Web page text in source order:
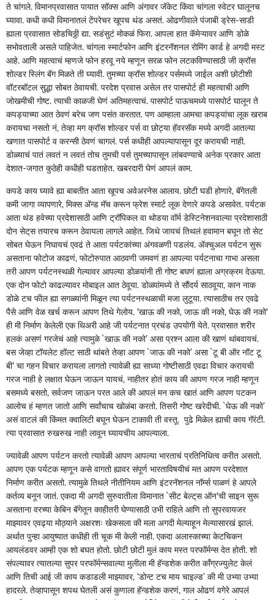
ते चांगले. विमानप्रवासात पायात सॉक्स आणि अंगावर जॅकेट किंवा चांगला स्वेटर घालूनच
घ्यावा. कधी कधी विमानातलं टेंपरेचर खूपच थंड असतं. ओढणीवाले पंजाबी ड्रेस-साडी
ह्याला प्रवासात सोडचिठ्ठी द्या. सडंसुटं मोकळं फिरा. आपला हात कॅमेऱ्यावर आणि डोळे
सभोवताली असले पाहिजेत. चांगला स्मार्टफोन आणि इंटरनॅशनल रोमिंग कार्ड हे अगदी मस्ट
आहे. आणि महत्वाचं म्हणजे फोन हरवू नये म्हणून सरळ फोन लटकविण्यासाठी जी क्रॉस
शोल्डर स्लिंग बॅग मिळते ती घ्यावी. तुमच्या क्रॉस शोल्डर पर्समध्ये जाईल अशी छोटीशी
वॉटरबॉटल सुद्धा सोबत ठेवायची. परदेश प्रवास असेल तर पासपोर्ट ही महत्वाची आणि
जोखमीची गोष्ट. त्याची काळजी घेणं अतिमहत्वाचं. पासपोर्ट पाऊचमध्ये पासपोर्ट घालून ते
कपड्याच्या आत ठेवणं बरेच जण पसंत करतात. पण आम्हाला आमचा कपड्यांचा लूक खराब
करायचा नसतो नं, तेव्हा मग क्रॉस शोल्डर पर्स वा छोट्या हॅवरसॅक मध्ये अगदी आतल्या
खणात पासपोर्ट व करन्सी ठेवणं चागलं. पर्स कधीही आपल्यापासून दूर करायची नाही.
डोळ्याचं पातं लवतं न लवतं तोच तुमची पर्स तुमच्यापासून लांबवण्याचे अनेक प्रकार आता
देशात-जगात कुठेही कधीही घडताहेत. खबरदारी घेणं आपलं काम.
कपडे काय घ्यावे ह्या बाबतीत आता खूपच अवेअरनेस आलाय. छोटी घडी होणारे, बॅगेतली
कमी जागा व्यापणारे, मिक्स ॲन्ड मॅच करून फ्रेश स्मार्ट लूक देणारे कपडे असावेत. पर्यटक
आता थंड हवेच्या प्रदेशासाठी आणि ट्रॉपिकल वा थोडया वॉर्म डेस्टिनेशनवाल्या प्रदेशासाठी
दोन सेट्‌‍स तयारच करून ठेवायला लागले आहेत. जिथे जायचं तिथलं हवामान बघून तो सेट
सोबत घेऊन निघायचं एवढं ते आता पर्यटकांच्या अंगवळणी पडलंय. ॲक्चुअल पर्यटन सुरू
असताना फोटोज काढणं, फोटोरुपात आठवणी जमवणं हा आपल्या पर्यटनाचा गाभा असला
तरी आपण पर्यटनस्थळी गेल्यावर आपल्या डोळयांनी ती गोष्ट बघणं ह्याला अग्रक्रम देऊया.
एक दोन फोटो काढल्यावर मोबाइल आत ठेवूया. डोळ्यांमध्ये ते सौंदर्य साठवूया, कान नाक
डोळे टच फील ह्या सगळ्यांनी मिळून त्या पर्यटनस्थळाची मजा लुटूया. त्यासाठीच तर एवढे
पैसे आणि वेळ खर्च करून आपण तिथे गेलोय. 'खाऊ की नको, जाऊ की नको, घेऊ की नको'
ही मी निर्माण केलेली एक थिअरी आहे जी पर्यटनात प्रचंड उपयोगी येते. प्रवासात शरीर
हलकं असणं गरजेचं आहे त्यामुळे `खाऊ की नको‌’ असा प्रश्न आला की खाणं थांबवायचं.
बस जेव्हा टॉयलेट हॉल्ट साठी थांबते तेव्हा आपण `जाऊ की नको‌’ असा `टू बी ऑर नॉट टू
बी' चा गहन विचार करायला लागतो त्यावेळी ह्या साध्या गोष्टीसाठी एवढा विचार करायची
गरज नाही हे लक्षात घेऊन जाऊन यायचं, नाहीतर होतं काय की आपण गरज नाही म्हणून
बसमध्ये बसतो, सर्वजण जाऊन परत आले की आपलं मन कच खातं आणि आपण पटकन
आलोच हं म्हणत जातो आणि सर्वांचाच खोळंबा करतो. तिसरी गोष्ट खरेदीची. `घेऊ की नको‌’
असं वाटलं की किंमत क्वालिटी बघून घेऊन टाकावी ती वस्तू. पुढे मिळेल ह्याची काय गॅरंटी.
त्या प्रवासात रुखरुख नाही लावून घ्यायचीय आपल्याला.
ज्यावेळी आपण पर्यटन करतो त्यावेळी आपण आपल्या भारताचं प्रतिनिधित्व करीत असतो.
आपण एक पर्यटक म्हणून कसे वागतो ह्यावर संपूर्ण भारताविषयीचं मत आपण परदेशात
निर्माण करीत असतो. त्यामुळे तिथले नीतीनियम आणि इंटरनॅशनल नॉर्म्स पाळणं हे आपले
कर्तव्य बनून जातं. एकदा मी अगदी सुरुवातीला विमानात `सीट बेल्ट्‌‍स ऑन'ची साइन सुरू
असताना वरच्या केबिन बॅगेतून काहीतरी घेण्यासाठी उभी राहिले आणि तो सुपरवायजर
माझ्यावर एवढ्या मोठ्याने अक्षरशः खेकसला की मला अगदी मेल्याहून मेल्यासारखं झालं.
अर्थात पुन्हा आयुष्यात कधीही ती चूक मी केली नाही. एकदा अलास्काच्या केटचिकन
आयलंडवर आम्ही एक शो बघत होतो. छोटी छोटी मुलं काय मस्त परफॉर्मन्स देत होती. शो
संपल्यावर त्यातल्या सुपर परफॉर्मन्सवाल्या मुलीला मी हॅन्डशेक करीत काँग्रज्युलेट केलं
आणि तिची आई जी काय कडाडली माझ्यावर, ‌‘डोन्ट टच माय चाइल्ड‌’ की मी उभ्या उभ्या
हादरले. तेव्हापासून शपथ घेतली असं कुणाला हॅन्डशेक करणं, गाल ओढणं वगेरे आपलं